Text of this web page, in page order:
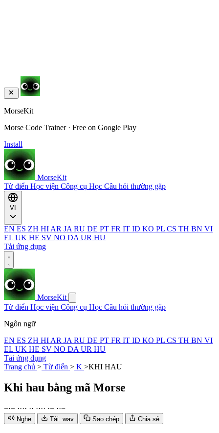
MorseKit
Morse Code Trainer · Free on Google Play
Install
MorseKit
Từ điển Học viện Công cụ Học Câu hỏi thường gặp
EN ES ZH HI AR JA RU DE PT FR IT ID KO PL CS TH BN VI
EL UK HE SV NO DA UR HU
Tải ứng dụng
MorseKit
Từ điển Học viện Công cụ Học Câu hỏi thường gặp
Ngôn ngữ
EN ES ZH HI AR JA RU DE PT FR IT ID KO PL CS TH BN VI
EL UK HE SV NO DA UR HU
Tải ứng dụng
Trang chủ > Từ điển > K >KHI HAU
Khi hau bằng mã Morse
−·− ···· ·· ···· ·− ··−
Nghe Tải .wav Sao chép Chia sẻ